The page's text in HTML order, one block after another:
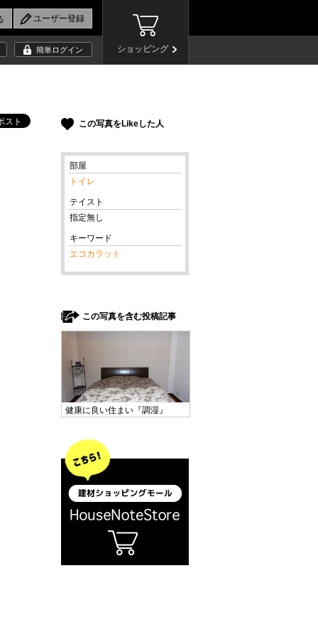
ショッピング
簡単ログイン
この写真をLikeした人
部屋
トイレ
テイスト
指定無し
キーワード
エコカラット
この写真を含む投稿記事
健康に良い住まい『調湿』